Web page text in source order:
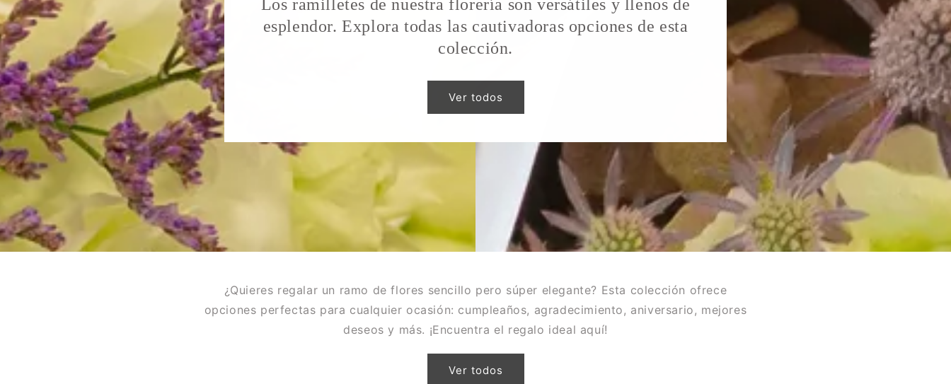
Los ramilletes de nuestra florería son versátiles y llenos de
esplendor. Explora todas las cautivadoras opciones de esta
colección.
Ver todos
¿Quieres regalar un ramo de flores sencillo pero súper elegante? Esta colección ofrece
opciones perfectas para cualquier ocasión: cumpleaños, agradecimiento, aniversario, mejores
deseos y más. ¡Encuentra el regalo ideal aquí!
Ver todos